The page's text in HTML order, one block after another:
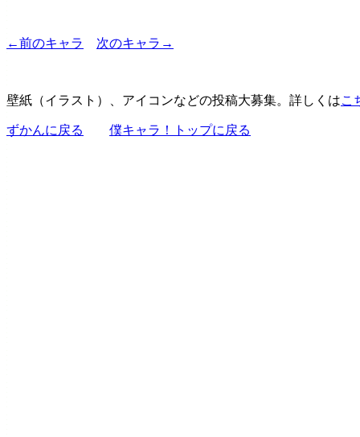
←前のキャラ 次のキャラ→
壁紙（イラスト）、アイコンなどの投稿大募集。詳しくはこ
ずかんに戻る 僕キャラ！トップに戻る